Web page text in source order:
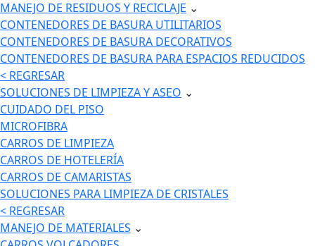
MANEJO DE RESIDUOS Y RECICLAJE ⌄
CONTENEDORES DE BASURA UTILITARIOS
CONTENEDORES DE BASURA DECORATIVOS
CONTENEDORES DE BASURA PARA ESPACIOS REDUCIDOS
< REGRESAR
SOLUCIONES DE LIMPIEZA Y ASEO ⌄
CUIDADO DEL PISO
MICROFIBRA
CARROS DE LIMPIEZA
CARROS DE HOTELERÍA
CARROS DE CAMARISTAS
SOLUCIONES PARA LIMPIEZA DE CRISTALES
< REGRESAR
MANEJO DE MATERIALES ⌄